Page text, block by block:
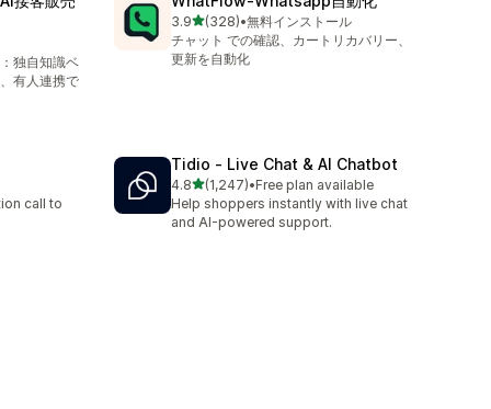
独自知識ベ
有人連携で
3.95つ星中
(328)
合計レビュー数：328件
•無料インストール
チャット での確認、カートリカバリー、
更新を自動化
call to
Tidio ‑ Live Chat & AI Chatbot
4.85つ星中
(1,247)
合計レビュー数：1247件
•Free plan available
Help shoppers instantly with live chat
and AI-powered support.